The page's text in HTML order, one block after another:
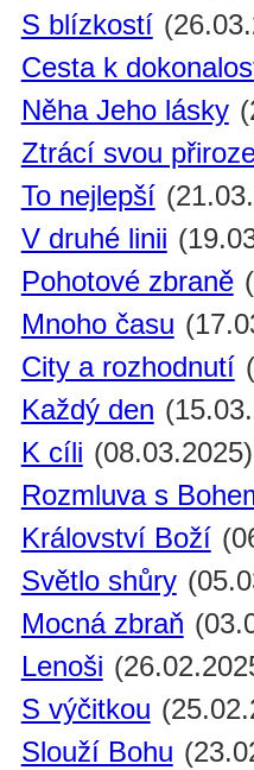
S blízkostí
Cesta k
Něha Jeho lásky
Ztrácí svou
To nejlepší
V druhé linii
Pohotové zbraně
Mnoho času
City a rozhodnutí
Každý den
K cíli (08.03.2025)
Rozmluva s
Království Boží
Světlo shůry
Mocná zbraň
Lenoši
S výčitkou
Slouží Bohu